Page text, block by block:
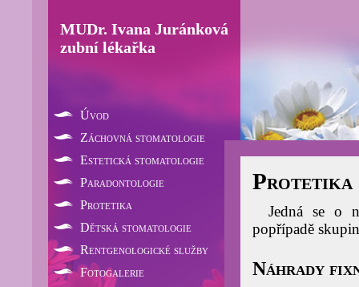
MUDr. Ivana Juránková
zubní lékařka
Úvod
Záchovná stomatologie
Estetická stomatologie
Paradontologie
Protetika
Dětská stomatologie
Rentgenologické služby
Fotogalerie
Protetika
Jedná se o
popřípadě
Náhrady